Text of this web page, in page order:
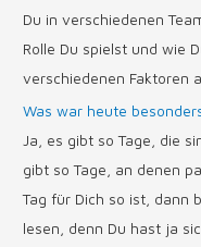
Du in verschiedenen
Rolle Du spielst und wie
verschiedenen Faktoren
Was war heute
Ja, es gibt so Tage, die
gibt so Tage, an denen
Tag für Dich so ist, dann
lesen, denn Du hast ja